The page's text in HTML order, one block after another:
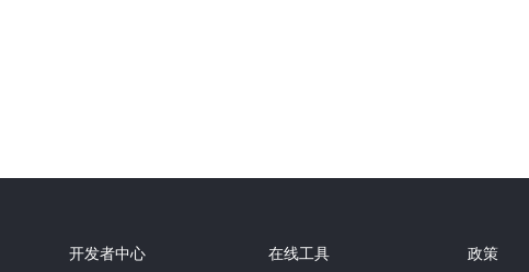
开发者中心
在线工具
政策